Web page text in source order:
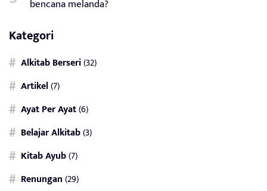
bencana melanda?
Kategori
Alkitab Berseri(32)
Artikel(7)
Ayat Per Ayat(6)
Belajar Alkitab(3)
Kitab Ayub(7)
Renungan(29)